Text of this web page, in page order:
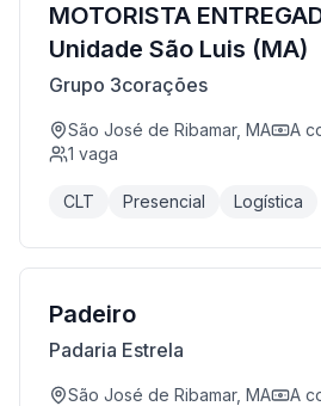
MOTORISTA
Unidade São Luis (MA)
Grupo 3corações
São José de Ribamar, MA
A
1 vaga
CLT Presencial Logística
Padeiro
Padaria Estrela
São José de Ribamar, MA
A